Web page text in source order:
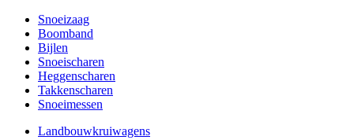
Snoeizaag
Boomband
Bijlen
Snoeischaren
Heggenscharen
Takkenscharen
Snoeimessen
Landbouwkruiwagens